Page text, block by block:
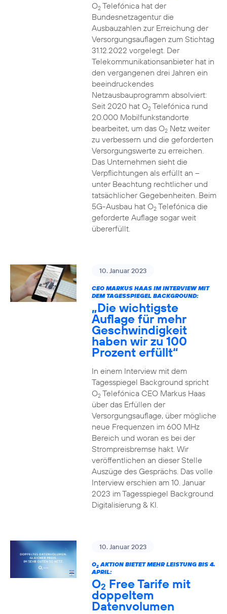
O2Telefónica hat der
Bundesnetzagentur die
Ausbauzahlen zur Erreichung der
Versorgungsauflagen zum Stichtag
31.12.2022 vorgelegt. Der
Telekommunikationsanbieter hat in
den vergangenen drei Jahren ein
beeindruckendes
Netzausbauprogramm absolviert:
Seit 2020 hat O2Telefónica rund
20.000 Mobilfunkstandorte
bearbeitet, um das O2Netz weiter
zu verbessern und die geforderten
Versorgungswerte zu erreichen.
Das Unternehmen sieht die
Verpflichtungen als erfüllt an –
unter Beachtung rechtlicher und
tatsächlicher Gegebenheiten. Beim
5G-Ausbau hat O2Telefónica die
geforderte Auflage sogar weit
übererfüllt.
10. Januar 2023
CEO MARKUS HAAS IM INTERVIEW MIT
DEM TAGESSPIEGEL BACKGROUND:
„Die wichtigste
Auflage für mehr
Geschwindigkeit
haben wir zu 100
Prozent erfüllt“
In einem Interview mit dem
Tagesspiegel Background spricht
O2Telefónica CEO Markus Haas
über das Erfüllen der
Versorgungsauflage, über mögliche
neue Frequenzen im 600 MHz
Bereich und woran es bei der
Strompreisbremse hakt. Wir
veröffentlichen an dieser Stelle
Auszüge des Gesprächs. Das volle
Interview erschien am 10. Januar
2023 im Tagesspiegel Background
Digitalisierung & KI.
10. Januar 2023
O2AKTION BIETET MEHR LEISTUNG BIS 4.
APRIL:
O2 Free Tarife mit
doppeltem
Datenvolumen